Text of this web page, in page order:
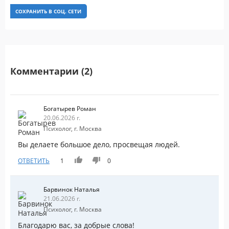
СОХРАНИТЬ В СОЦ. СЕТИ
Комментарии (2)
Богатырев Роман
20.06.2026 г.
Психолог, г. Москва
Вы делаете большое дело, просвещая людей.
ОТВЕТИТЬ 1 0
Барвинок Наталья
21.06.2026 г.
Психолог, г. Москва
Благодарю вас, за добрые слова!